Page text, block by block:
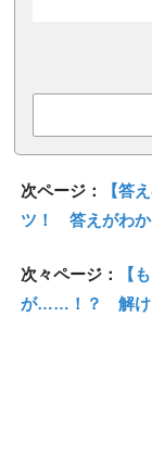
次ページ：
【答
ツ！ 答えがわか
次々ページ：
【
が……！？ 解け